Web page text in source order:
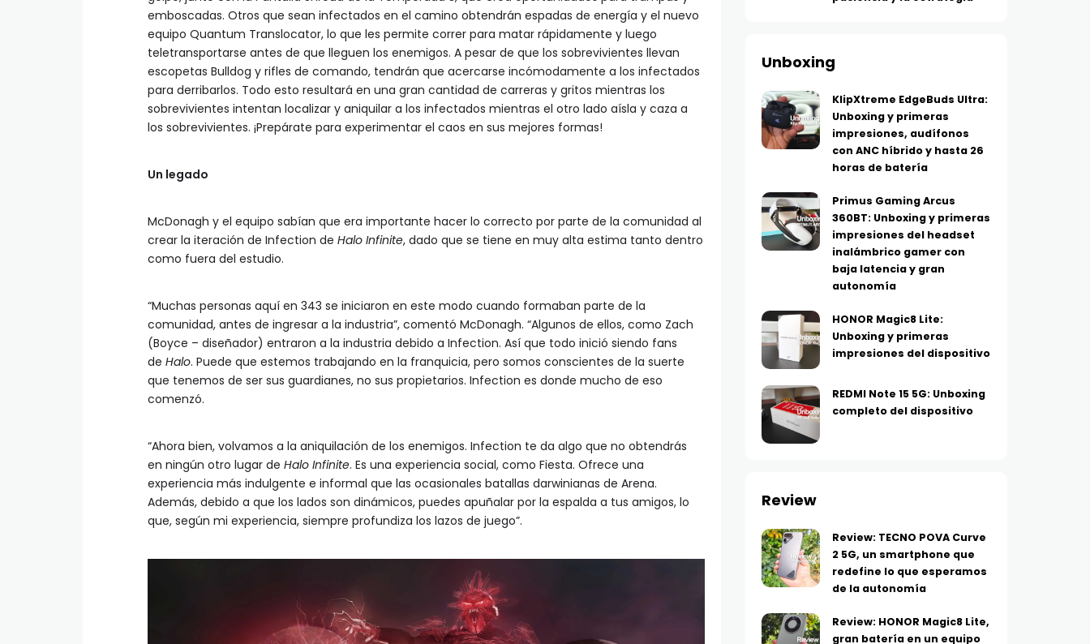
emboscadas. Otros que sean infectados en el camino obtendrán espadas de energía y el nuevo
equipo Quantum Translocator, lo que les permite correr para matar rápidamente y luego
teletransportarse antes de que lleguen los enemigos. A pesar de que los sobrevivientes llevan
escopetas Bulldog y rifles de comando, tendrán que acercarse incómodamente a los infectados
para derribarlos. Todo esto resultará en una gran cantidad de carreras y gritos mientras los
sobrevivientes intentan localizar y aniquilar a los infectados mientras el otro lado aísla y caza a
los sobrevivientes. ¡Prepárate para experimentar el caos en sus mejores formas!
Un legado
McDonagh y el equipo sabían que era importante hacer lo correcto por parte de la comunidad al
crear la iteración de Infection de Halo Infinite, dado que se tiene en muy alta estima tanto dentro
como fuera del estudio.
“Muchas personas aquí en 343 se iniciaron en este modo cuando formaban parte de la
comunidad, antes de ingresar a la industria”, comentó McDonagh. “Algunos de ellos, como Zach
(Boyce – diseñador) entraron a la industria debido a Infection. Así que todo inició siendo fans
de Halo. Puede que estemos trabajando en la franquicia, pero somos conscientes de la suerte
que tenemos de ser sus guardianes, no sus propietarios. Infection es donde mucho de eso
comenzó.
“Ahora bien, volvamos a la aniquilación de los enemigos. Infection te da algo que no obtendrás
en ningún otro lugar de Halo Infinite. Es una experiencia social, como Fiesta. Ofrece una
experiencia más indulgente e informal que las ocasionales batallas darwinianas de Arena.
Además, debido a que los lados son dinámicos, puedes apuñalar por la espalda a tus amigos, lo
que, según mi experiencia, siempre profundiza los lazos de juego”.
Unboxing
KlipXtreme EdgeBuds Ultra:
Unboxing y primeras
impresiones, audífonos
con ANC híbrido y hasta 26
horas de batería
Primus Gaming Arcus
360BT: Unboxing y primeras
impresiones del headset
inalámbrico gamer con
baja latencia y gran
autonomía
HONOR Magic8 Lite:
Unboxing y primeras
impresiones del dispositivo
REDMI Note 15 5G: Unboxing
completo del dispositivo
Review
Review: TECNO POVA Curve
2 5G, un smartphone que
redefine lo que esperamos
de la autonomía
Review: HONOR Magic8 Lite,
gran batería en un equipo